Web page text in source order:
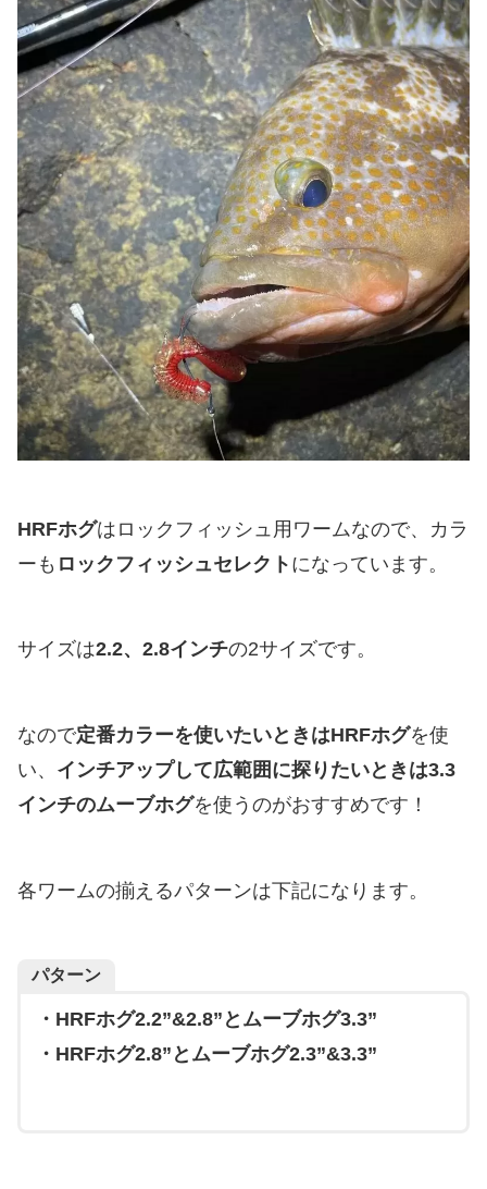
HRFホグはロックフィッシュ用ワームなので、カラ
ーも ロックフィッシュセレクト になっています。
サイズは2.2、2.8インチの2サイズです。
なので定番カラーを使いたいときはHRFホグを使
い、 インチアップして広範囲に探りたいときは3.3
インチのムーブホグを使うのがおすすめです！
各ワームの揃えるパターンは下記になります。
パターン
・HRFホグ2.2”&2.8”とムーブホグ3.3”
・HRFホグ2.8”とムーブホグ2.3”&3.3”